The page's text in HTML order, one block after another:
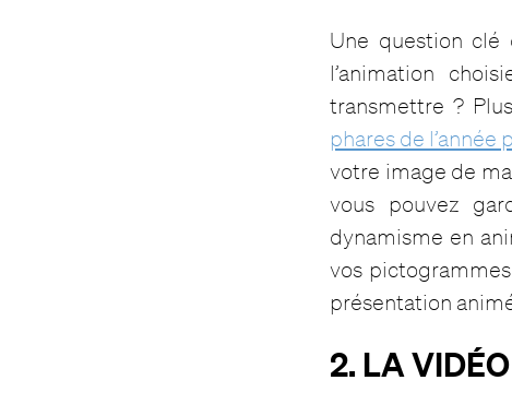
Une question clé
l’animation
transmettre ?
phares de l’année
votre image de
vous pouvez
dynamisme en
vos
présentation
2. LA